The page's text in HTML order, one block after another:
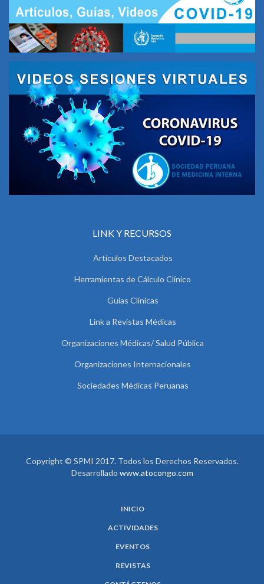
LINK Y RECURSOS
Artículos Destacados
Herramientas de Cálculo Clínico
Guías Clínicas
Link a Revistas Médicas
Organizaciones Médicas/ Salud Pública
Organizaciones Internacionales
Sociedades Médicas Peruanas
Copyright © SPMI 2017. Todos los Derechos Reservados.
Desarrollado www.atocongo.com
INICIO
ACTIVIDADES
EVENTOS
REVISTAS